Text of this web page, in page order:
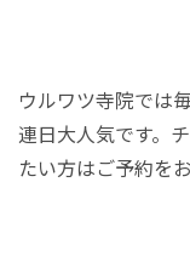
ウルワツ寺院では
連日大人気です。
たい方はご予約を